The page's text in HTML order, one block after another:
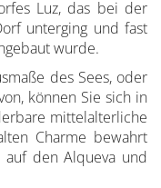
Luz, das bei der
unterging und fast
wurde.
des Sees, oder
können Sie sich in
mittelalterliche
Charme bewahrt
den Alqueva und